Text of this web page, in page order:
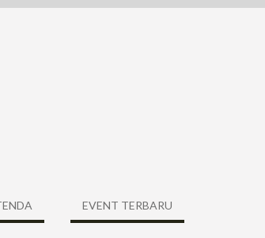
EVENT TERBARU